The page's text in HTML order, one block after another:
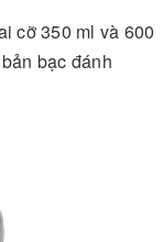
cỡ 350 ml và 600
bạc đánh